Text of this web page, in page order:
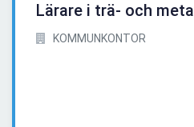
Lärare i trä- och
KOMMUNKONTOR